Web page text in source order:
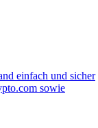
einfach und sicher
sowie